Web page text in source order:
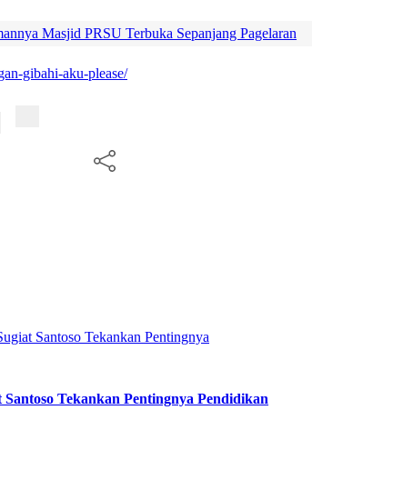
Masjid PRSU Terbuka Sepanjang Pagelaran
gibahi-aku-please/
Tekankan Pentingnya Pendidikan